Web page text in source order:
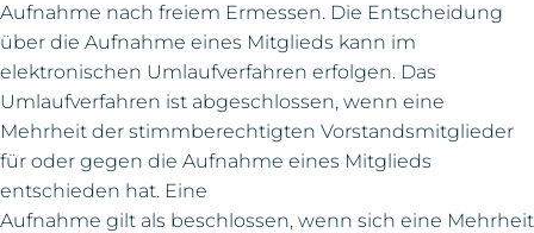
Aufnahme nach freiem Ermessen. Die Entscheidung
über die Aufnahme eines Mitglieds kann im
elektronischen Umlaufverfahren erfolgen. Das
Umlaufverfahren ist abgeschlossen, wenn eine
Mehrheit der stimmberechtigten Vorstandsmitglieder
für oder gegen die Aufnahme eines Mitglieds
entschieden hat. Eine
Aufnahme gilt als beschlossen, wenn sich eine Mehrheit